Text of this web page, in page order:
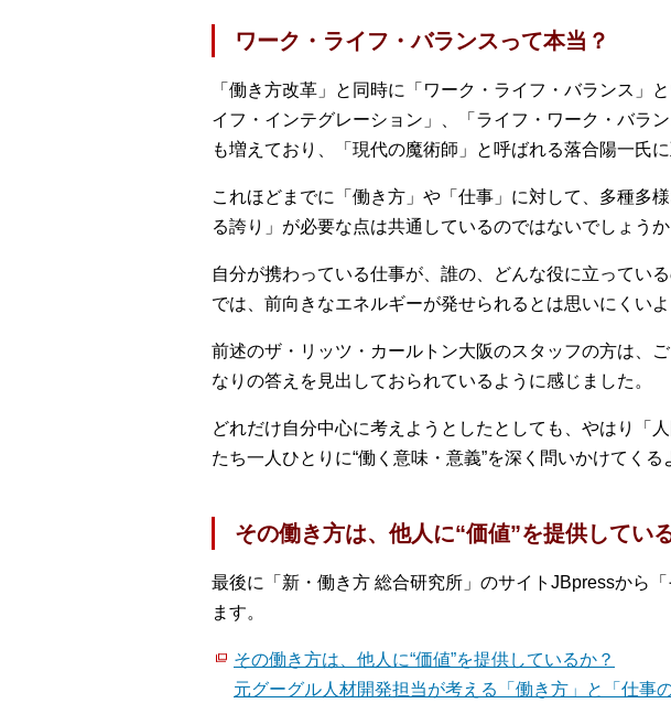
ワーク・ライフ・バランスって本当？
「働き方改革」と同時に「ワーク・ライフ・バランス」
イフ・インテグレーション」、「ライフ・ワーク・バラ
も増えており、「現代の魔術師」と呼ばれる落合陽一
これほどまでに「働き方」や「仕事」に対して、多種多
る誇り」が必要な点は共通しているのではないでしょう
自分が携わっている仕事が、誰の、どんな役に立ってい
では、前向きなエネルギーが発せられるとは思いにくいよ
前述のザ・リッツ・カールトン大阪のスタッフの方は、
なりの答えを見出しておられているように感じました。
どれだけ自分中心に考えようとしたとしても、やはり「
たち一人ひとりに“働く意味・意義”を深く問いかけてくる
その働き方は、他人に“価値”を提供してい
最後に「新・働き方 総合研究所」のサイトJBpressから
ます。
その働き方は、他人に“価値”を提供しているか？
元グーグル人材開発担当が考える「働き方」と「仕事